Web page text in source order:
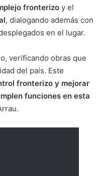
fronterizo y el
, dialogando además con
en el lugar.
verificando obras que
del país. Este
fronterizo y mejorar
funciones en esta